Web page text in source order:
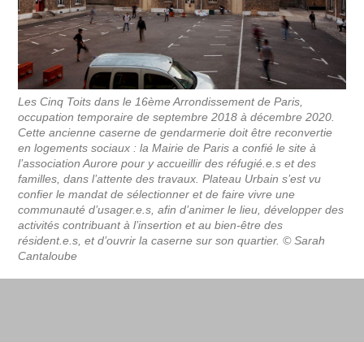
Les Cinq Toits dans le 16ème Arrondissement de Paris,
occupation temporaire de septembre 2018 à décembre 2020.
Cette ancienne caserne de gendarmerie doit être reconvertie
en logements sociaux : la Mairie de Paris a confié le site à
l’association Aurore pour y accueillir des réfugié.e.s et des
familles, dans l’attente des travaux. Plateau Urbain s’est vu
confier le mandat de sélectionner et de faire vivre une
communauté d’usager.e.s, afin d’animer le lieu, développer des
activités contribuant à l’insertion et au bien-être des
résident.e.s, et d’ouvrir la caserne sur son quartier. © Sarah
Cantaloube